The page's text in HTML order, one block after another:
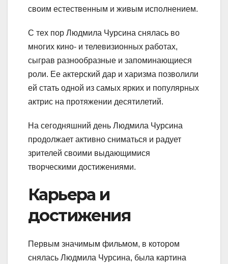
своим естественным и живым исполнением.
С тех пор Людмила Чурсина снялась во
многих кино- и телевизионных работах,
сыграв разнообразные и запоминающиеся
роли. Ее актерский дар и харизма позволили
ей стать одной из самых ярких и популярных
актрис на протяжении десятилетий.
На сегодняшний день Людмила Чурсина
продолжает активно сниматься и радует
зрителей своими выдающимися
творческими достижениями.
Карьера и
достижения
Первым значимым фильмом, в котором
снялась Людмила Чурсина, была картина